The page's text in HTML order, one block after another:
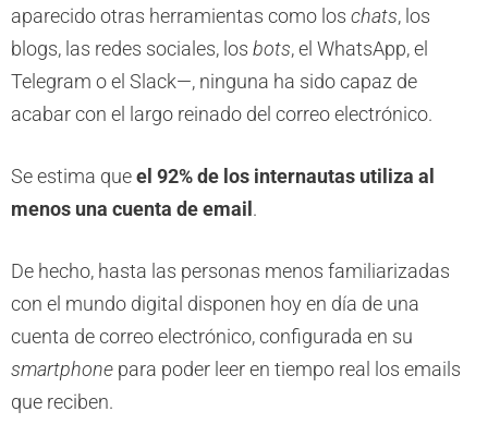
aparecido otras herramientas como los chats, los
blogs, las redes sociales, los bots, el WhatsApp, el
Telegram o el Slack—, ninguna ha sido capaz de
acabar con el largo reinado del correo electrónico.
Se estima queel 92% de los internautas utiliza al
menos una cuenta de email .
De hecho, hasta las personas menos familiarizadas
con el mundo digital disponen hoy en día de una
cuenta de correo electrónico, configurada en su
smartphone para poder leer en tiempo real los emails
que reciben.